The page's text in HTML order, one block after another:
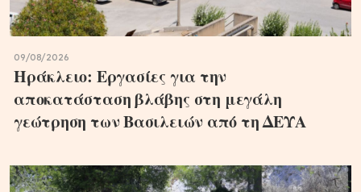
09/08/2026
Ηράκλειο: Εργασίες για την
αποκατάσταση βλάβης στη μεγάλη
γεώτρηση των Βασιλειών από τη ΔΕΥΑ